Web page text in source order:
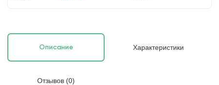
Описание Характеристики
Отзывов (0)